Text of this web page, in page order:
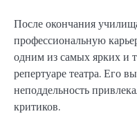
После окончания
профессиональную
одним из самых ярких и
репертуаре театра. Его
неподдельность
критиков.